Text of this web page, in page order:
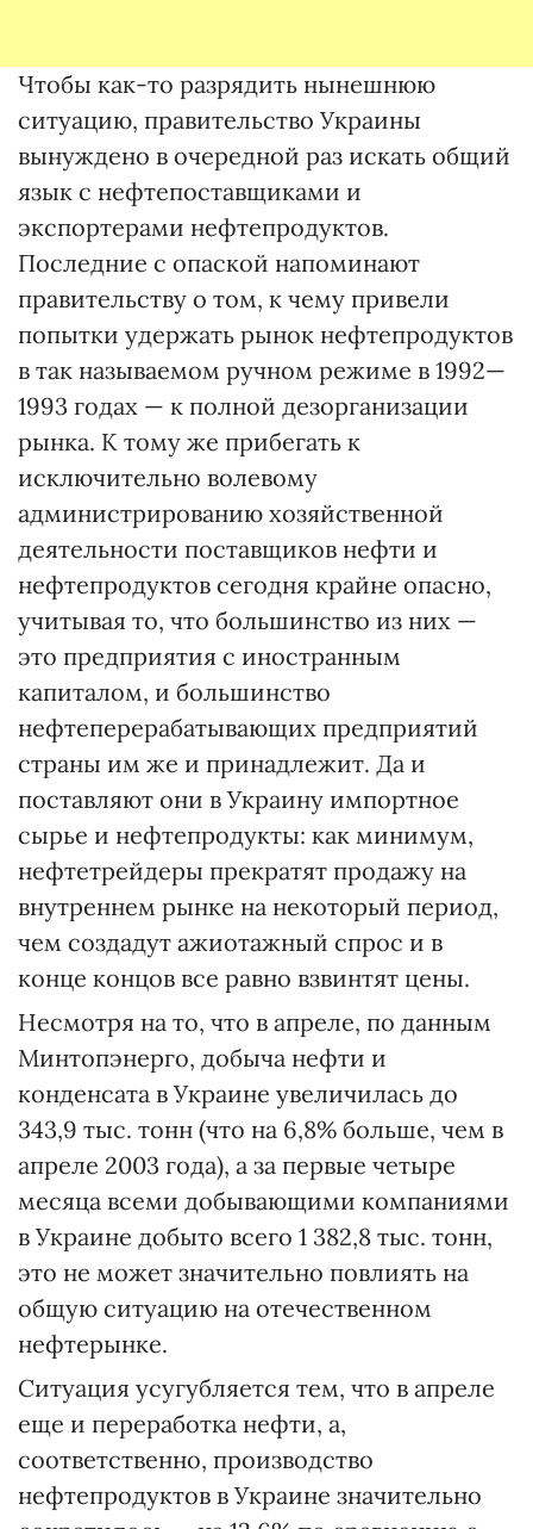
Чтобы как-то разрядить нынешнюю
ситуацию, правительство Украины
вынуждено в очередной раз искать общий
язык с нефтепоставщиками и
экспортерами нефтепродуктов.
Последние с опаской напоминают
правительству о том, к чему привели
попытки удержать рынок нефтепродуктов
в так называемом ручном режиме в 1992—
1993 годах — к полной дезорганизации
рынка. К тому же прибегать к
исключительно волевому
администрированию хозяйственной
деятельности поставщиков нефти и
нефтепродуктов сегодня крайне опасно,
учитывая то, что большинство из них —
это предприятия с иностранным
капиталом, и большинство
нефтеперерабатывающих предприятий
страны им же и принадлежит. Да и
поставляют они в Украину импортное
сырье и нефтепродукты: как минимум,
нефтетрейдеры прекратят продажу на
внутреннем рынке на некоторый период,
чем создадут ажиотажный спрос и в
конце концов все равно взвинтят цены.
Несмотря на то, что в апреле, по данным
Минтопэнерго, добыча нефти и
конденсата в Украине увеличилась до
343,9 тыс. тонн (что на 6,8% больше, чем в
апреле 2003 года), а за первые четыре
месяца всеми добывающими компаниями
в Украине добыто всего 1 382,8 тыс. тонн,
это не может значительно повлиять на
общую ситуацию на отечественном
нефтерынке.
Ситуация усугубляется тем, что в апреле
еще и переработка нефти, а,
соответственно, производство
нефтепродуктов в Украине значительно